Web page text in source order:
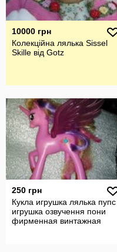
10000 грн
Колекційна лялька Sissel
Skille від Gotz
250 грн
Кукла игрушка лялька пупс
игрушка озвучення пони
фирменная винтажная